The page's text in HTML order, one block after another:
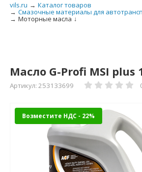
vils.ru → Каталог товаров
→ Смазочные материалы для
→ Моторные масла ↓
Масло G-Profi MSI plus
Артикул: 253133699
Возместите НДС - 22%